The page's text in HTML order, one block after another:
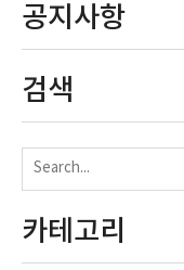
공지사항
검색
카테고리